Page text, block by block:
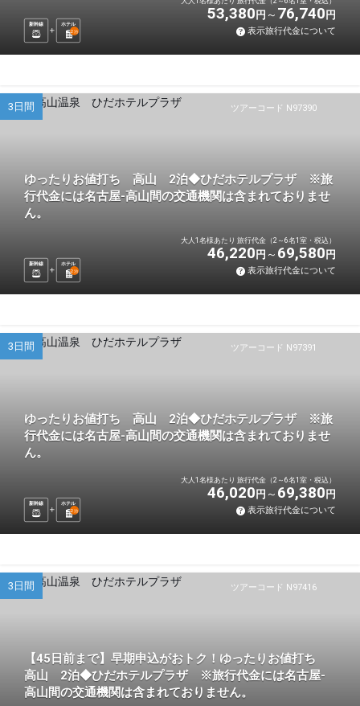
新幹線
ホテル
2泊
53,380 円 76,740 円
表示旅行代金について
ツアーコード N97390
3日間
ゆったりお値打ち 高山 2泊◆ひだホテルプラザ ※旅
行代金には名古屋-高山間の交通機関は含まれておりませ
ん。
新幹線
ホテル
2泊
大人1名様あたり 旅行代金（2～6名1室・税込）
46,220 円 69,580 円
表示旅行代金について
ツアーコード N97391
3日間
ゆったりお値打ち 高山 2泊◆ひだホテルプラザ ※旅
行代金には名古屋-高山間の交通機関は含まれておりませ
ん。
新幹線
ホテル
2泊
大人1名様あたり 旅行代金（2～6名1室・税込）
46,020 円 69,380 円
表示旅行代金について
ツアーコード N97416
3日間
【45日前まで】早期申込がおトク！ゆったりお値打ち
高山 2泊◆ひだホテルプラザ ※旅行代金には名古屋-
高山間の交通機関は含まれておりません。